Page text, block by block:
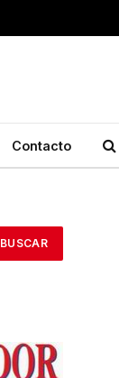
Contacto